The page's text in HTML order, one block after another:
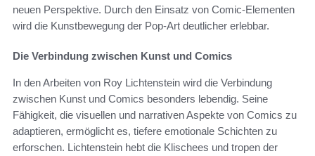
neuen Perspektive. Durch den Einsatz von Comic-Elementen
wird die Kunstbewegung der Pop-Art deutlicher erlebbar.
Die Verbindung zwischen Kunst und Comics
In den Arbeiten von Roy Lichtenstein wird die Verbindung
zwischen Kunst und Comics besonders lebendig. Seine
Fähigkeit, die visuellen und narrativen Aspekte von Comics zu
adaptieren, ermöglicht es, tiefere emotionale Schichten zu
erforschen. Lichtenstein hebt die Klischees und tropen der